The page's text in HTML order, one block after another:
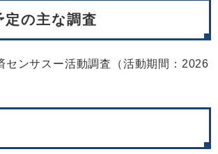
定の主な調査
センサスー活動調査（活動期間：2026